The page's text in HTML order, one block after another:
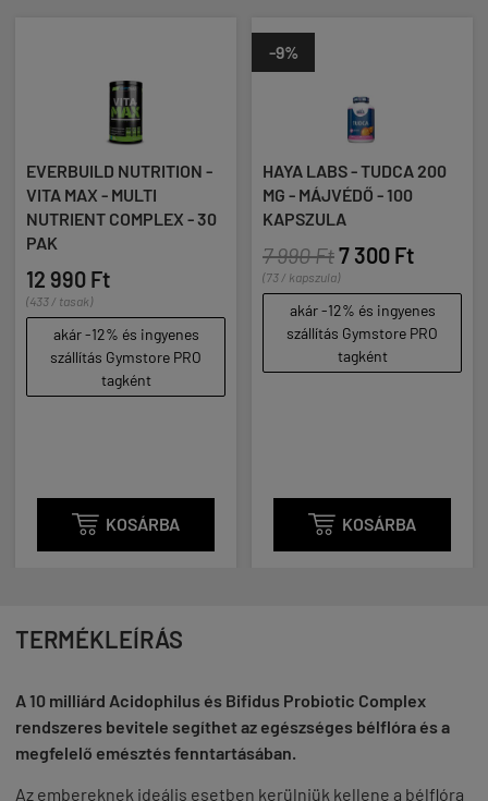
NUTRITION -
MAX - MULTI
COMPLEX - 30
Ft
tasak)
akár -12% és ingyenes
Gymstore PRO
KOSÁRBA
HAYA LABS - TUDCA 200
MG - MÁJVÉDŐ - 100
KAPSZULA
7 990 Ft7 300 Ft
(73 / kapszula)
akár -12% és ingyenes
szállítás Gymstore PRO
KOSÁRBA
15
TERMÉKLEÍRÁS
A 10 milliárd Acidophilus és Bifidus Probiotic Complex
rendszeres bevitele segíthet az egészséges bélflóra és a
megfelelő emésztés fenntartásában.
Az embereknek ideális esetben kerülniük kellene a bélflóra